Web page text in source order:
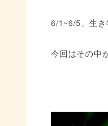
6/1~6/5、生き
今回はその中